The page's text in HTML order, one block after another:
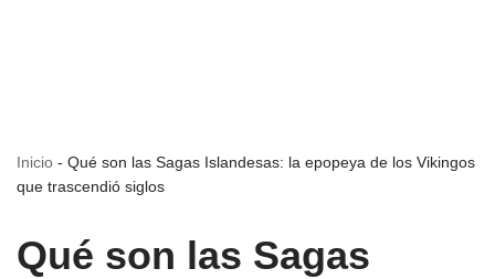
Inicio - Qué son las Sagas Islandesas: la epopeya de los Vikingos
que trascendió siglos
Qué son las Sagas